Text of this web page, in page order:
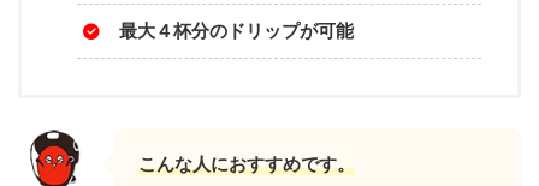
最大４杯分のドリップが可能
こんな人におすすめです。